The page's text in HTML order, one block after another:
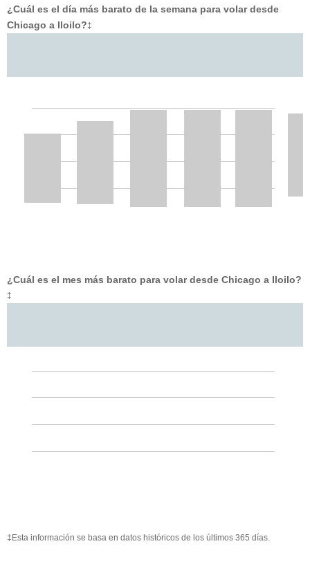
¿Cuál es el día más barato de la semana para volar desde
Chicago a Iloilo?‡
¿Cuál es el mes más barato para volar desde Chicago a Iloilo?
‡
‡Esta información se basa en datos históricos de los últimos 365 días.